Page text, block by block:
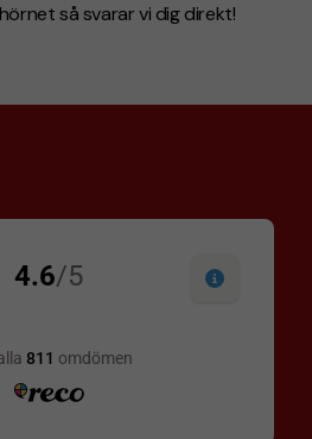
så svarar vi dig direkt!